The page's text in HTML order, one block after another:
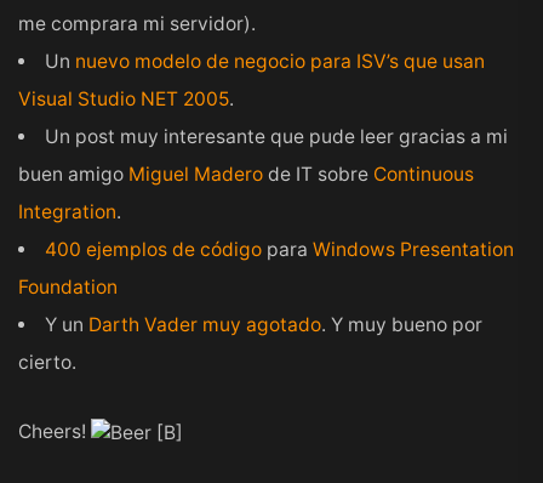
me comprara mi servidor).
Un nuevo modelo de negocio para ISV’s que usan
Visual Studio NET 2005.
Un post muy interesante que pude leer gracias a mi
buen amigo Miguel Madero de IT sobre Continuous
Integration.
400 ejemplos de códigopara Windows Presentation
Foundation
Y un Darth Vader muy agotado. Y muy bueno por
cierto.
Cheers!